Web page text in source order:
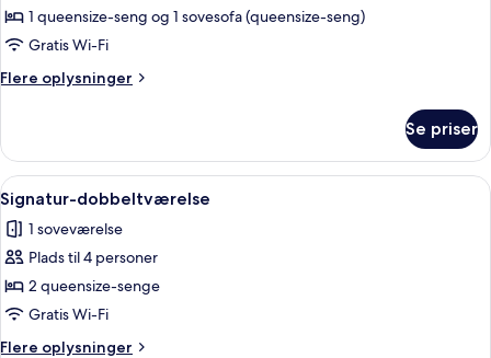
Studiolejlighed
-
1
queensize-
med
sovesofa
1 queensize-seng og 1 sovesofa (queensize-seng)
Gratis Wi-Fi
Flere oplysninger
Flere
-
queensize-
seng
med
sovesofa
Se priser
Indlæs
alle
billeder
af
Signatur-
dobbeltværelse
Et hotelværelse med to senge, et
7
Signatur-dobbeltværelse
1 soveværelse
Plads til 4 personer
2 queensize-senge
Gratis Wi-Fi
Flere oplysninger
Flere